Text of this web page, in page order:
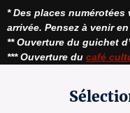
* Des places
arrivée. Pensez à venir
** Ouverture du guichet
*** Ouverture du café